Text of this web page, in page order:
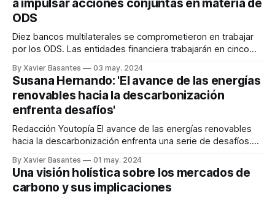
a impulsar acciones conjuntas en materia de
ODS
Diez bancos multilaterales se comprometieron en trabajar
por los ODS. Las entidades financiera trabajarán en cinco
multilaterales se comprometen a impulsar acciones
conjuntas, que buscan acelerar el progreso hacia los
Objetivos de Desarrollo Sostenible (ODS). Así lo informó el
Banco Interamericano de Desarrollo (BID)
By Xavier Basantes 03 may. 2024
Susana Hernando: 'El avance de las energías
renovables hacia la descarbonización
enfrenta desafíos'
Redacción Youtopía El avance de las energías renovables
hacia la descarbonización enfrenta una serie de desafíos.
tecnológicos. Para tener una perspectiva de lo que
plantean esos retos y los efectos que ocasiona el cambio
climático y la energía, Youtopía Ecuador entrevistó
By Xavier Basantes 01 may. 2024
Una visión holística sobre los mercados de
carbono y sus implicaciones